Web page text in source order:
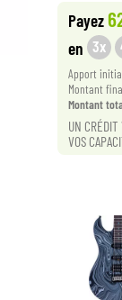
Payez
en 3x
Apport
Montant
Montant
UN CRÉDIT
VOS